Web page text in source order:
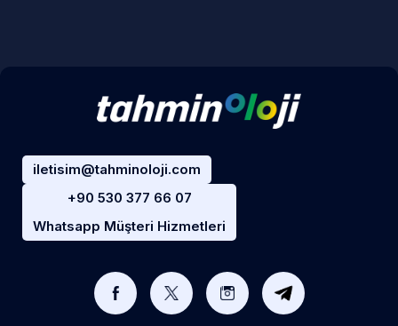
iletisim@tahminoloji.com
+90 530 377 66 07
Whatsapp Müşteri Hizmetleri